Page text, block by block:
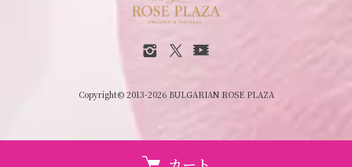
Copyright© 2013-2026 BULGARIAN ROSE PLAZA